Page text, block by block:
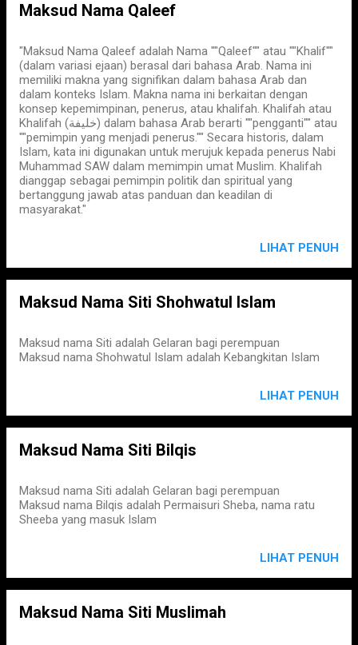
Maksud Nama Qaleef
"Maksud Nama Qaleef adalah Nama ""Qaleef"" atau ""Khalif""
(dalam variasi ejaan) berasal dari bahasa Arab. Nama ini
memiliki makna yang signifikan dalam bahasa Arab dan
dalam konteks Islam. Makna nama ini berkaitan dengan
konsep kepemimpinan, penerus, atau khalifah. Khalifah atau
Khalifah (خليفة) dalam bahasa Arab berarti ""pengganti"" atau
""pemimpin yang menjadi penerus."" Secara historis, dalam
Islam, kata ini digunakan untuk merujuk kepada penerus Nabi
Muhammad SAW dalam memimpin umat Muslim. Khalifah
dianggap sebagai pemimpin politik dan spiritual yang
bertanggung jawab atas panduan dan keadilan di
masyarakat."
LIHAT PENUH
Maksud Nama Siti Shohwatul Islam
Maksud nama Siti adalah Gelaran bagi perempuan
Maksud nama Shohwatul Islam adalah Kebangkitan Islam
LIHAT PENUH
Maksud Nama Siti Bilqis
Maksud nama Siti adalah Gelaran bagi perempuan
Maksud nama Bilqis adalah Permaisuri Sheba, nama ratu
Sheeba yang masuk Islam
LIHAT PENUH
Maksud Nama Siti Muslimah